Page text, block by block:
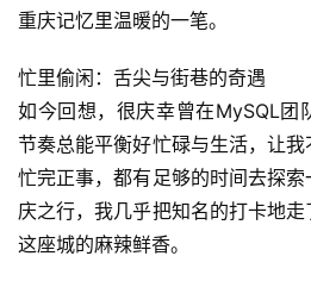
A
I
重庆记忆里温暖的一笔。
忙里偷闲：舌尖与街巷的奇遇
如今回想，很庆幸曾在MySQL
节奏总能平衡好忙碌与生活，让
忙完正事，都有足够的时间去探
庆之行，我几乎把知名的打卡地
这座城的麻辣鲜香。